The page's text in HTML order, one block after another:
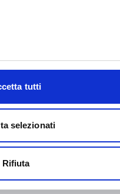
tutti
selezionati
Rifiuta